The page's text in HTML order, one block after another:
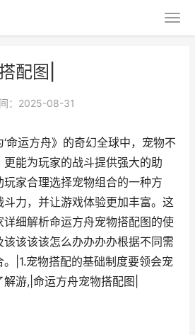
配图|
：2025-08-31
命运方舟》的奇幻全球中，宠物不
能为玩家的战斗提供强大的助
家合理选择宠物组合的一种方
力，并让游戏体验更加丰富。这
细解析命运方舟宠物搭配图的使
该该该怎么办办办办根据不同需
|1.宠物搭配的基础制度要领会宠
游,|命运方舟宠物搭配图|